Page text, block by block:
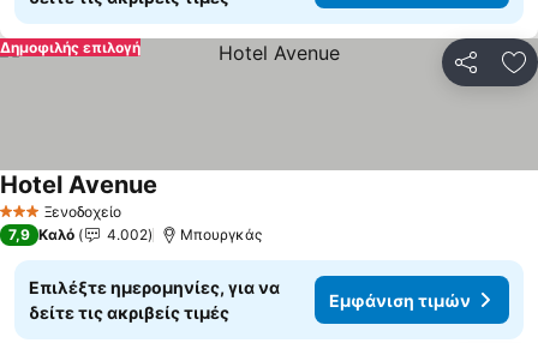
Δημοφιλής επιλογή
3 ΑστέριαΞενοδοχείο
Hotel Avenue
7,9 Καλό 4.002 Μπουργκάς
Επιλέξτε ημερομηνίες, για να
δείτε τις ακριβείς τιμές
Εμφάνιση τιμών